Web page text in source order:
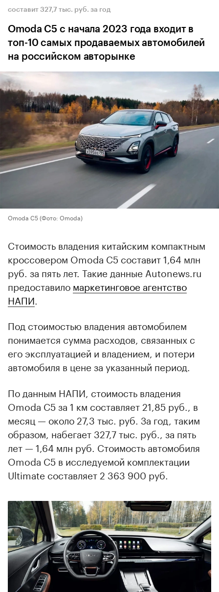
составит 327,7 тыс. руб. за год
Omoda C5 с начала 2023 года входит в
топ-10 самых продаваемых автомобилей
на российском авторынке
Omoda C5(Фото: Omoda)
Стоимость владения китайским компактным
кроссовером Omoda C5 составит 1,64 млн
руб. за пять лет. Такие данные Autonews.ru
предоставило маркетинговое агентство
НАПИ
Под стоимостью владения автомобилем
понимается сумма расходов, связанных с
его эксплуатацией и владением, и потери
автомобиля в цене за указанный период.
По данным НАПИ, стоимость владения
Omoda C5 за 1 км составляет 21,85 руб., в
месяц — около 27,3 тыс. руб. За год, таким
образом, набегает 327,7 тыс. руб., за пять
лет — 1,64 млн руб. Стоимость автомобиля
Omoda C5 в исследуемой комплектации
Ultimate составляет 2 363 900 руб.